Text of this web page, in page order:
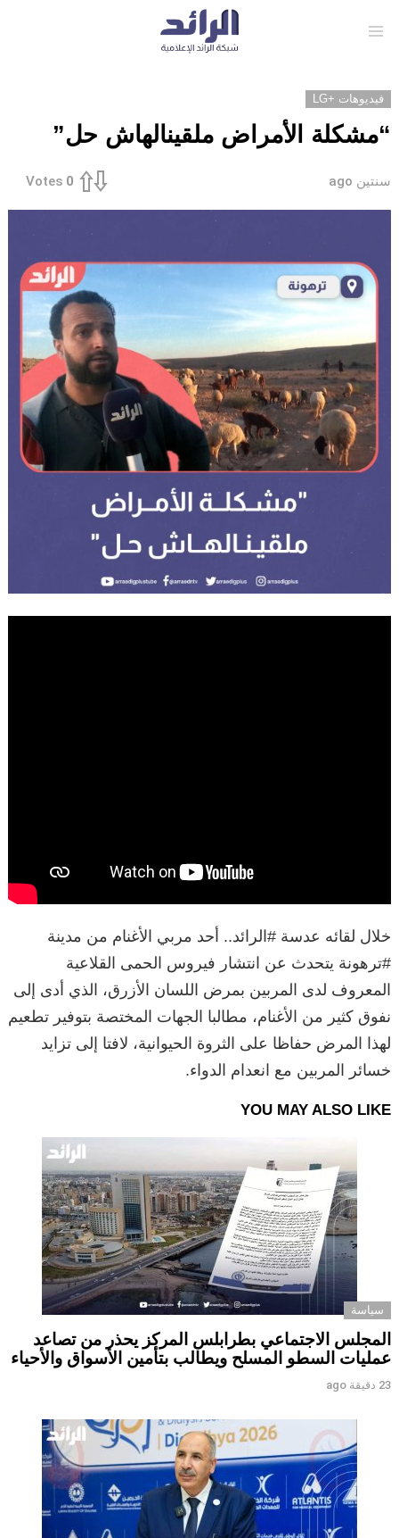
فيديوهات +LG
“مشكلة الأمراض ملقينالهاش حل”
سنتين ago 0
Votes
خلال لقائه عدسة #الرائد.. أحد مربي الأغنام من مدينة
#ترهونة يتحدث عن انتشار فيروس الحمى القلاعية
المعروف لدى المربين بمرض اللسان الأزرق، الذي أدى إلى
نفوق كثير من الأغنام، مطالبا الجهات المختصة بتوفير تطعيم
لهذا المرض حفاظا على الثروة الحيوانية، لافتا إلى تزايد
خسائر المربين مع انعدام الدواء.
YOU MAY ALSO LIKE
سياسة
المجلس الاجتماعي بطرابلس المركز يحذر من تصاعد
عمليات السطو المسلح ويطالب بتأمين الأسواق والأحياء
23 دقيقة ago